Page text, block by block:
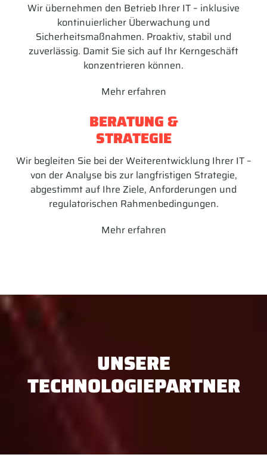
Wir übernehmen den Betrieb Ihrer IT – inklusive
kontinuierlicher Überwachung und
Sicherheitsmaßnahmen. Proaktiv, stabil und
zuverlässig. Damit Sie sich auf Ihr Kerngeschäft
konzentrieren können.
Mehr erfahren
BERATUNG &
STRATEGIE
Wir begleiten Sie bei der Weiterentwicklung Ihrer IT –
von der Analyse bis zur langfristigen Strategie,
abgestimmt auf Ihre Ziele, Anforderungen und
regulatorischen Rahmenbedingungen.
Mehr erfahren
UNSERE
TECHNOLOGIEPARTNER